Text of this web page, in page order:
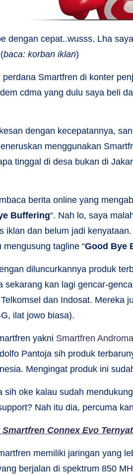
dengan cepat..wusss. Lha
baca: korban iklan)
Smartfren di konter
cdma yang dulu saya beli
dengan kecepatannya,
menggunakan
tinggal di desa bukan di
berita online yang
Buffering“. Nah lo, saya
iklan dan belum jadi
mengusung tagline “Good Bye
diluncurkannya produk
sekarang kan lagi gencar-
dan Indosat. Mereka
ilat jowo biasa).
yakni Smartfren
Pantoja sih produk
Mengingat produk ini
sih oke kalau sudah
Nah itu dia, percuma
Connex Evo
memiliki jaringan yang
berjalan di spektrum 850